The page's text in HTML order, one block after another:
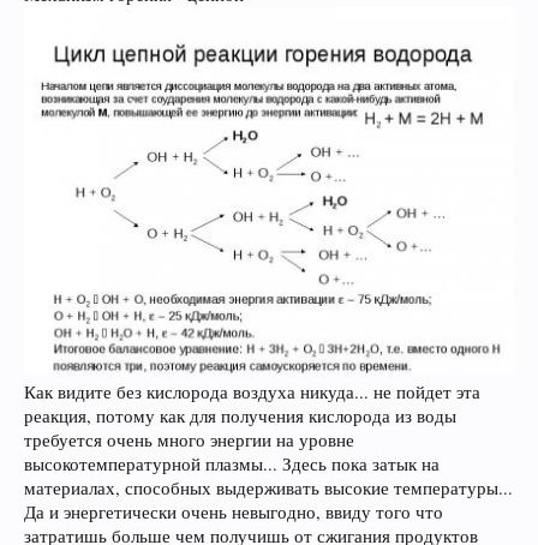
Как видите без кислорода воздуха никуда... не пойдет эта
реакция, потому как для получения кислорода из воды
требуется очень много энергии на уровне
высокотемпературной плазмы... Здесь пока затык на
материалах, способных выдерживать высокие температуры...
Да и энергетически очень невыгодно, ввиду того что
затратишь больше чем получишь от сжигания продуктов